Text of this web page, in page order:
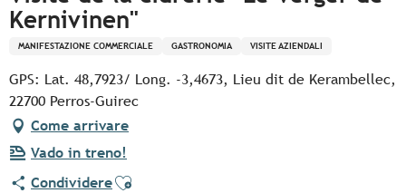
Kernivinen"
MANIFESTAZIONE COMMERCIALE GASTRONOMIA VISITE AZIENDALI
GPS: Lat. 48,7923/ Long. -3,4673, Lieu dit de Kerambellec,
22700 Perros-Guirec
Come arrivare
Vado in treno!
CondividereAjouter aux favoris